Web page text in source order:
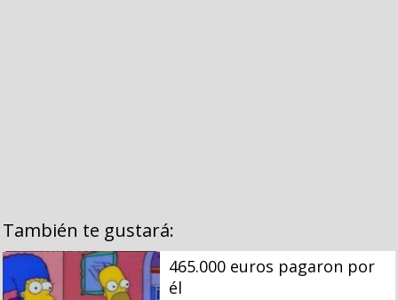
También te gustará:
465.000 euros pagaron por
él